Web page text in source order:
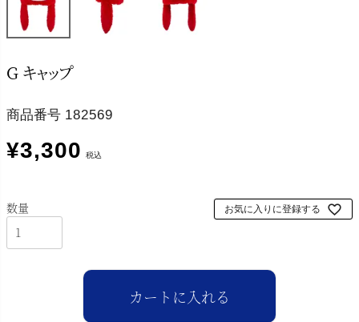
G キャップ
商品番号 182569
¥3,300 税込
お気に入りに登録する
カートに入れる